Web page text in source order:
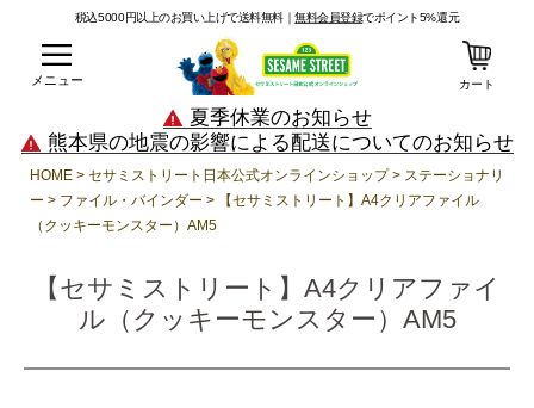
税込5000円以上のお買い上げで送料無料｜無料会員登録でポイント5%還元
メニュー カート
夏季休業のお知らせ
熊本県の地震の影響による配送についてのお知らせ
HOME セサミストリート日本公式オンラインショップ
ステーショナリ
ー
ファイル・バインダー
【セサミストリート】A4クリアファイル
（クッキーモンスター）AM5
【セサミストリート】A4クリアファイ
ル（クッキーモンスター）AM5